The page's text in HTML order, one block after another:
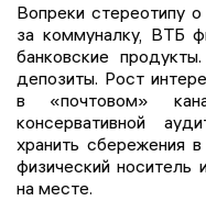
Вопреки стереотипу
за коммуналку, ВТБ
банковские
депозиты. Рост
в «почтовом»
консервативной
хранить сбережения
физический носитель
на месте.